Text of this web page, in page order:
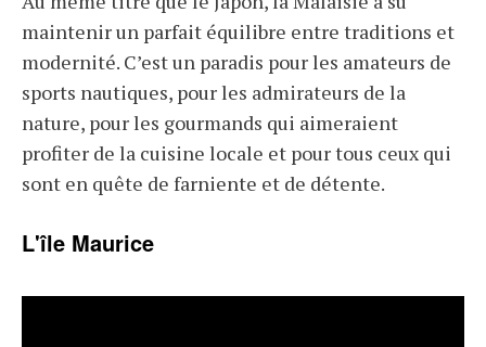
maintenir un parfait équilibre entre traditions et
modernité. C’est un paradis pour les amateurs de
sports nautiques, pour les admirateurs de la
nature, pour les gourmands qui aimeraient
profiter de la cuisine locale et pour tous ceux qui
sont en quête de farniente et de détente.
L'île Maurice